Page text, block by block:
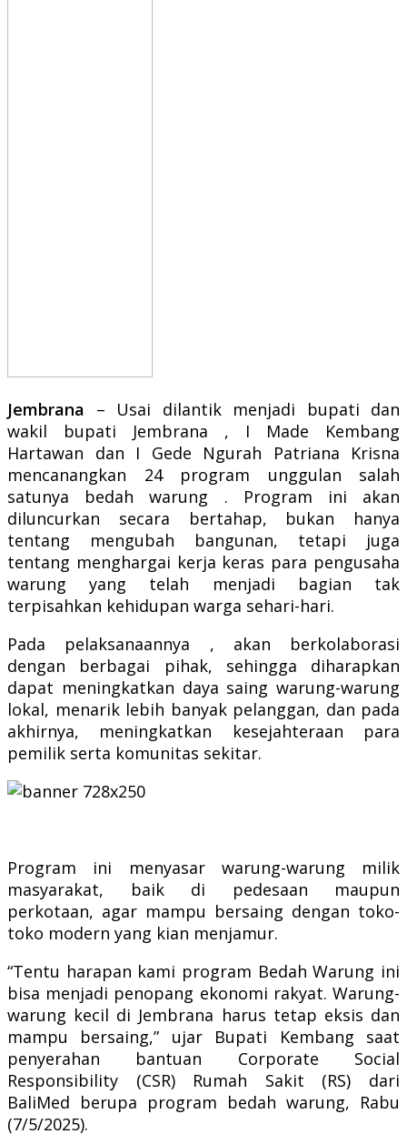
Jembrana – Usai dilantik menjadi bupati dan
wakil bupati Jembrana , I Made Kembang
Hartawan dan I Gede Ngurah Patriana Krisna
mencanangkan 24 program unggulan salah
satunya bedah warung . Program ini akan
diluncurkan secara bertahap, bukan hanya
tentang mengubah bangunan, tetapi juga
tentang menghargai kerja keras para pengusaha
warung yang telah menjadi bagian tak
terpisahkan kehidupan warga sehari-hari.
Pada pelaksanaannya , akan berkolaborasi
dengan berbagai pihak, sehingga diharapkan
dapat meningkatkan daya saing warung-warung
lokal, menarik lebih banyak pelanggan, dan pada
akhirnya, meningkatkan kesejahteraan para
pemilik serta komunitas sekitar.
Program ini menyasar warung-warung milik
masyarakat, baik di pedesaan maupun
perkotaan, agar mampu bersaing dengan toko-
toko modern yang kian menjamur.
“Tentu harapan kami program Bedah Warung ini
bisa menjadi penopang ekonomi rakyat. Warung-
warung kecil di Jembrana harus tetap eksis dan
mampu bersaing,” ujar Bupati Kembang saat
penyerahan bantuan Corporate Social
Responsibility (CSR) Rumah Sakit (RS) dari
BaliMed berupa program bedah warung, Rabu
(7/5/2025).